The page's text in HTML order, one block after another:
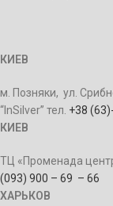
КИЕВ
м. Позняки, ул.
“InSilver” тел. +38
КИЕВ
ТЦ «Променада
(093) 900 – 69 – 66
ХАРЬКОВ